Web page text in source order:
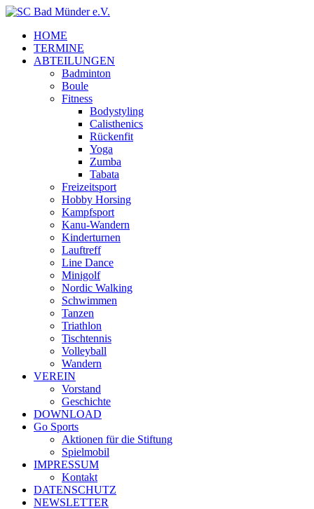
HOME
TERMINE
ABTEILUNGEN
Badminton
Boule
Fitness
Bodystyling
Calisthenics
Rückenfit
Yoga
Zumba
Tabata
Freizeitsport
Hobby Horsing
Kampfsport
Kanu-Wandern
Kinderturnen
Lauftreff
Line Dance
Minigolf
Nordic Walking
Schwimmen
Tanzen
Triathlon
Tischtennis
Volleyball
Wandern
VEREIN
Vorstand
Geschichte
DOWNLOAD
Go Sports
Aktionen für die Stiftung
Spielmobil
IMPRESSUM
Kontakt
DATENSCHUTZ
NEWSLETTER